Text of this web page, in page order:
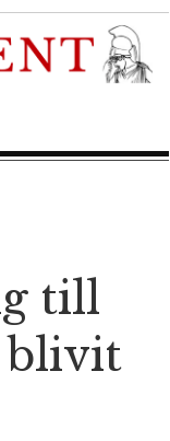
till
blivit